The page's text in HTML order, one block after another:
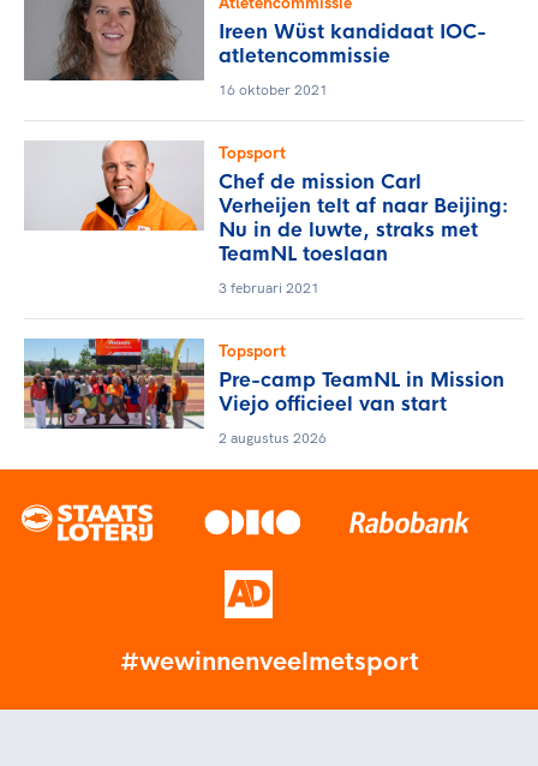
Ireen Wüst kandidaat IOC-
atletencommissie
16 oktober 2021
Topsport
Chef de mission Carl
Verheijen telt af naar Beijing:
Nu in de luwte, straks met
TeamNL toeslaan
3 februari 2021
Topsport
Pre-camp TeamNL in Mission
Viejo officieel van start
2 augustus 2026
#wewinnenveelmetsport